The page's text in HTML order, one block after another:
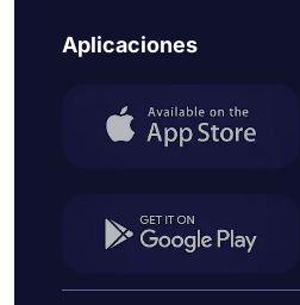
Aplicaciones